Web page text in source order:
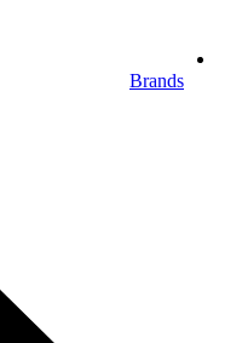
Brands